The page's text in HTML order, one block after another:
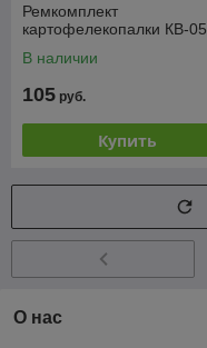
Ремкомплект
картофелекопалки КВ-05
В наличии
105 руб.
Купить
О нас